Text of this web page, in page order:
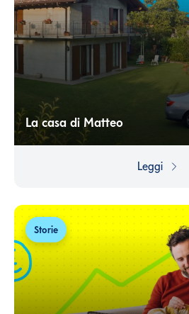
La casa di Matteo
Sapere perché stai mettendo soldi
arrivato il momento di spenderli!
Leggi
Storie